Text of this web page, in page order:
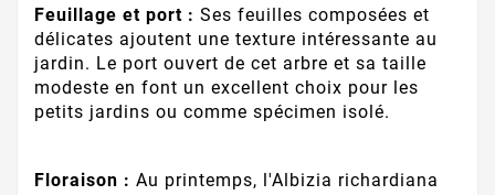
Feuillage et port : Ses feuilles composées et
délicates ajoutent une texture intéressante au
jardin. Le port ouvert de cet arbre et sa taille
modeste en font un excellent choix pour les
petits jardins ou comme spécimen isolé.
Floraison : Au printemps, l'Albizia richardiana